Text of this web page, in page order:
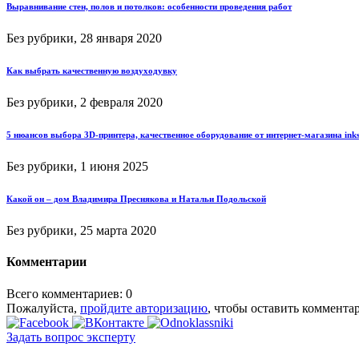
Выравнивание стен, полов и потолков: особенности проведения работ
Без рубрики, 28 января 2020
Как выбрать качественную воздуходувку
Без рубрики, 2 февраля 2020
5 нюансов выбора 3D-принтера, качественное оборудование от интернет-магазина
Без рубрики, 1 июня 2025
Какой он – дом Владимира Преснякова и Натальи Подольской
Без рубрики, 25 марта 2020
Комментарии
Всего комментариев: 0
Пожалуйста, пройдите авторизацию, чтобы оставить
Задать вопрос эксперту